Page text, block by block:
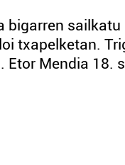
bigarren
txapelketan.
Etor Mendia 18.